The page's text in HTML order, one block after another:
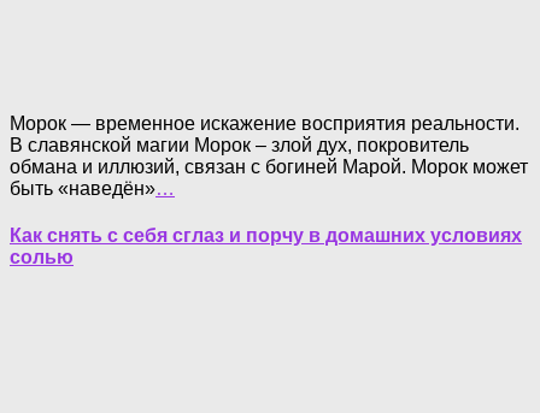
Морок — временное искажение восприятия реальности.
В славянской магии Морок – злой дух, покровитель
обмана и иллюзий, связан с богиней Марой. Морок может
быть «наведён»…
Как снять с себя сглаз и порчу в домашних условиях
солью